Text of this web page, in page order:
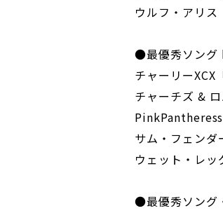
ウルフ・アリ
●最優秀ソング
チャーリーXCX
チャーチズ &
サム・フェン
ウェット・レッ
●最優秀ソング